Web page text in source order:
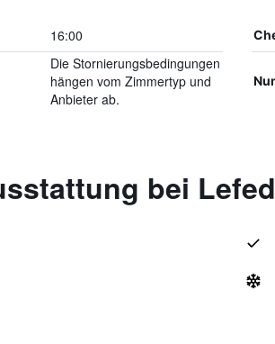
16:00
Die Stornierungsbedingungen
hängen vom Zimmertyp und
Anbieter ab.
bei